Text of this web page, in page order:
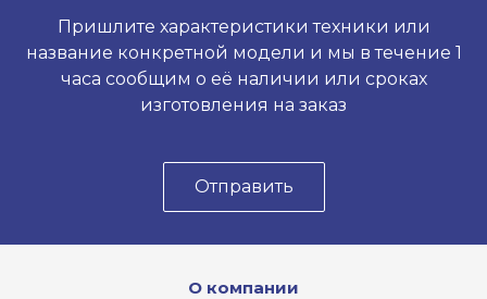
Пришлите характеристики техники или
название конкретной модели и мы в течение 1
часа сообщим о её наличии или сроках
изготовления на заказ
Отправить
О компании